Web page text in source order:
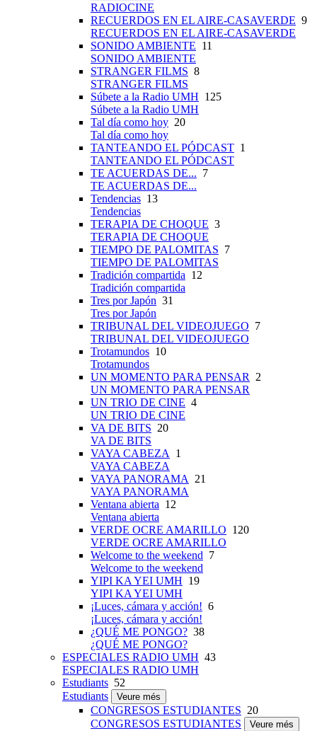
RADIOCINE
RECUERDOS EN EL AIRE-CASAVERDE 9
RECUERDOS EN EL AIRE-CASAVERDE
SONIDO AMBIENTE 11
SONIDO AMBIENTE
STRANGER FILMS 8
STRANGER FILMS
Súbete a la Radio UMH 125
Súbete a la Radio UMH
Tal día como hoy 20
Tal día como hoy
TANTEANDO EL PÓDCAST 1
TANTEANDO EL PÓDCAST
TE ACUERDAS DE... 7
TE ACUERDAS DE...
Tendencias 13
Tendencias
TERAPIA DE CHOQUE 3
TERAPIA DE CHOQUE
TIEMPO DE PALOMITAS 7
TIEMPO DE PALOMITAS
Tradición compartida 12
Tradición compartida
Tres por Japón 31
Tres por Japón
TRIBUNAL DEL VIDEOJUEGO 7
TRIBUNAL DEL VIDEOJUEGO
Trotamundos 10
Trotamundos
UN MOMENTO PARA PENSAR
2
UN MOMENTO PARA PENSAR
UN TRIO DE CINE 4
UN TRIO DE CINE
VA DE BITS 20
VA DE BITS
VAYA CABEZA
1
VAYA CABEZA
VAYA PANORAMA
21
VAYA PANORAMA
Ventana abierta 12
Ventana abierta
VERDE OCRE AMARILLO 120
VERDE OCRE AMARILLO
Welcome to the weekend 7
Welcome to the weekend
YIPI KA YEI UMH 19
YIPI KA YEI UMH
¡Luces, cámara y acción! 6
¡Luces, cámara y acción!
¿QUÉ ME PONGO? 38
¿QUÉ ME PONGO?
ESPECIALES RADIO UMH 43
ESPECIALES RADIO UMH
Estudiants 52
Estudiants
Veure més
CONGRESOS ESTUDIANTES 20
CONGRESOS ESTUDIANTES
Veure més